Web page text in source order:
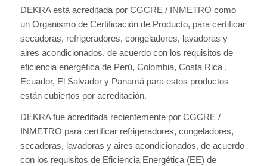
DEKRA está acreditada por CGCRE / INMETRO como
un Organismo de Certificación de Producto, para certificar
secadoras, refrigeradores, congeladores, lavadoras y
aires acondicionados, de acuerdo con los requisitos de
eficiencia energética de Perú, Colombia, Costa Rica ,
Ecuador, El Salvador y Panamá para estos productos
están cubiertos por acreditación.
DEKRA fue acreditada recientemente por CGCRE /
INMETRO para certificar refrigeradores, congeladores,
secadoras, lavadoras y aires acondicionados, de acuerdo
con los requisitos de Eficiencia Energética (EE) de